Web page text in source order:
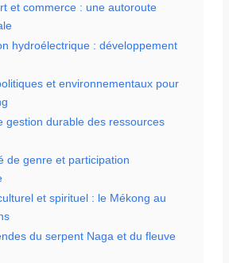
et commerce : une autoroute
hydroélectrique : développement
et environnementaux pour
gestion durable des ressources
de genre et participation
et spirituel : le Mékong au
du serpent Naga et du fleuve